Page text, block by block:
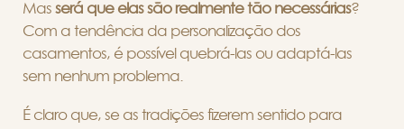
Mas será que elas são realmente tão necessárias?
Com a tendência da personalização dos
casamentos, é possível quebrá-las ou adaptá-las
sem nenhum problema.
É claro que, se as tradições fizerem sentido para